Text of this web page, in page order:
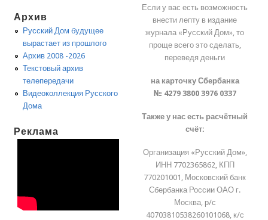
Архив
Русский Дом будущее
вырастает из прошлого
Архив 2008 -2026
Текстовый архив
телепередачи
Видеоколлекция Русского
Дома
Реклама
Если у вас есть возможность
внести лепту в издание
журнала «Русский Дом», то
проще всего это сделать,
переведя деньги
на карточку Сбербанка
№ 4279 3800 3976 0337
Также у нас есть расчётный
счёт:
Организация «Русский Дом»,
ИНН 7702365862, КПП
770201001, Московский банк
Сбербанка России ОАО г.
Москва, р/с
40703810538260101068, к/с